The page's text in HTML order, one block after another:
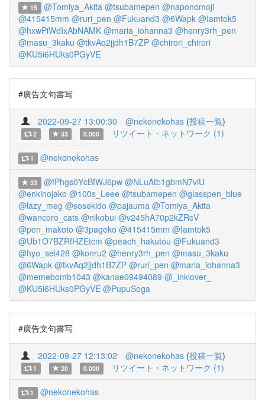
15 @Tomiya_Akita @tsubamepen @naponomoji
@415415mm @ruri_pen @Fukuand3 @6Wapk @Iamtok5
@hxwPiWdIxAbNAMK @maria_iohanna3 @henry3rh_pen
@masu_3kaku @tkvAq2jjdh1B7ZP @chirori_chirori
@KU5i6HUks0PGyVE
#廣告文句書写
2022-09-27 13:00:30 @nekonekohas (投稿一覧)
2 33 0.000 リツイート・ネットワーク (1)
1 @nekonekohas
33 @fPhgs0YcBfWJ6pw @NLuAtb1gbmN7viU
@enkinojako @100s_Leee @tsubamepen @glasspen_blue
@lazy_meg @sosekido @pajauma @Tomiya_Akita
@wancoro_cats @nikobui @v245hA70p2kZRcV
@pen_makoto @3pageko @415415mm @Iamtok5
@Ub1O7BZRfHZEtcm @peach_hakutou @Fukuand3
@hyo_sei428 @konru2 @henry3rh_pen @masu_3kaku
@6Wapk @tkvAq2jjdh1B7ZP @ruri_pen @maria_iohanna3
@memebomb1043 @kanae09494089 @_inklover_
@KU5i6HUks0PGyVE @PupuSoga
#廣告文句書写
2022-09-27 12:13:02 @nekonekohas (投稿一覧)
1 20 0.000 リツイート・ネットワーク (1)
1 @nekonekohas